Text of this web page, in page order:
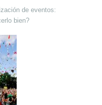
de eventos:
bien?